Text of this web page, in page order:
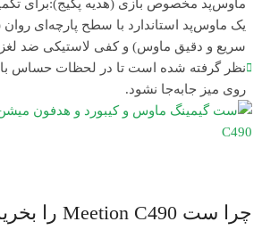
ماوس‌پد مخصوص بازی (هدیه پکیج):برای
یک ماوس‌پد استاندارد با سطح پارچه‌ای
نظر گرفته شده است تا در لحظات حساس
روی میز جابه‌جا نشود.
چرا ست Meetion C490 را بخریم؟